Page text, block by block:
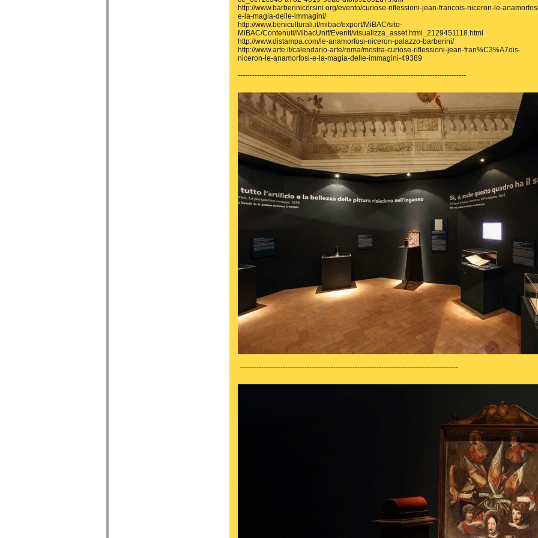
http://www.barberinicorsini.org/evento/curiose-riflessioni-jean-francois-niceron-le-
e-la-magia-delle-immagini/
http://www.beniculturali.it/mibac/export/MiBAC/sito-
MiBAC/Contenuti/MibacUnif/Eventi/visualizza_asset.html_2129451118.html
http://www.distampa.com/le-anamorfosi-niceron-palazzo-barberini/
http://www.arte.it/calendario-arte/roma/mostra-curiose-riflessioni-jean-fran%C3%A7ois-
niceron-le-anamorfosi-e-la-magia-delle-immagini-49389
-----------------------------------------------------------------------------------------------
-------------------------------------------------------------------------------------------